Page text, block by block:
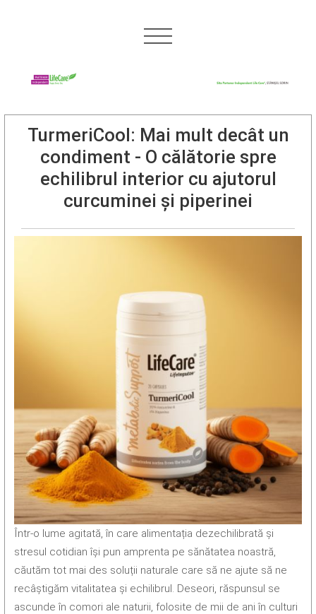
TurmeriCool: Mai mult decât un
condiment - O călătorie spre
echilibrul interior cu ajutorul
curcuminei și piperinei
Într-o lume agitată, în care alimentația dezechilibrată și
stresul cotidian își pun amprenta pe sănătatea noastră,
căutăm tot mai des soluții naturale care să ne ajute să ne
recâștigăm vitalitatea și echilibrul. Deseori, răspunsul se
ascunde în comori ale naturii, folosite de mii de ani în culturi